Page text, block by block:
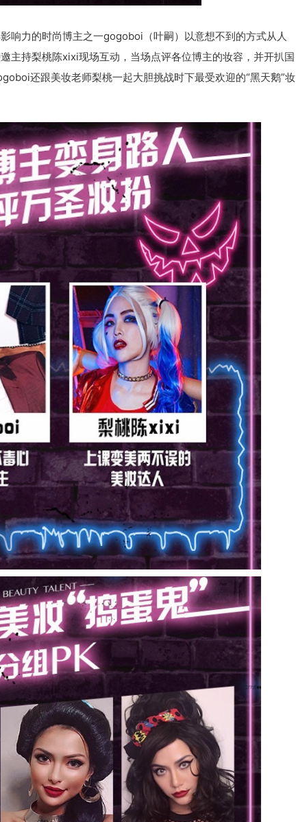
力的时尚博主之一gogoboi（叶嗣）以意想不到的方式从人
主持梨桃陈xixi现场互动，当场点评各位博主的妆容，并开扒国
还跟美妆老师梨桃一起大胆挑战时下最受欢迎的“黑天鹅”妆